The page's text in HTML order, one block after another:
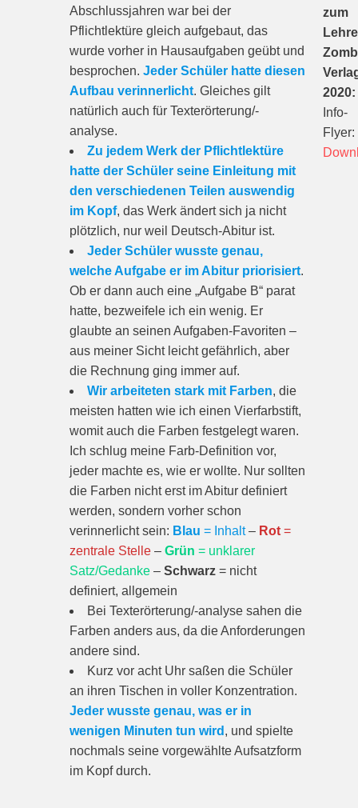
Abschlussjahren war bei der
Pflichtlektüre gleich aufgebaut, das
wurde vorher in Hausaufgaben geübt und
besprochen. Jeder Schüler hatte diesen
Aufbau verinnerlicht. Gleiches gilt
natürlich auch für Texterörterung/-
analyse.
Zu jedem Werk der Pflichtlektüre
hatte der Schüler seine Einleitung mit
den verschiedenen Teilen auswendig
im Kopf, das Werk ändert sich ja nicht
plötzlich, nur weil Deutsch-Abitur ist.
Jeder Schüler wusste genau,
welche Aufgabe er im Abitur priorisiert.
Ob er dann auch eine „Aufgabe B“ parat
hatte, bezweifele ich ein wenig. Er
glaubte an seinen Aufgaben-Favoriten –
aus meiner Sicht leicht gefährlich, aber
die Rechnung ging immer auf.
Wir arbeiteten stark mit Farben, die
meisten hatten wie ich einen Vierfarbstift,
womit auch die Farben festgelegt waren.
Ich schlug meine Farb-Definition vor,
jeder machte es, wie er wollte. Nur sollten
die Farben nicht erst im Abitur definiert
werden, sondern vorher schon
verinnerlicht sein: Blau = Inhalt– Rot=
zentrale Stelle– Grün = unklarer
Satz/Gedanke– Schwarz= nicht
definiert, allgemein
Bei Texterörterung/-analyse sahen die
Farben anders aus, da die Anforderungen
andere sind.
Kurz vor acht Uhr saßen die Schüler
an ihren Tischen in voller Konzentration.
Jeder wusste genau, was er in
wenigen Minuten tun wird , und spielte
nochmals seine vorgewählte Aufsatzform
im Kopf durch.
zum
2020:
Info-
Flyer: